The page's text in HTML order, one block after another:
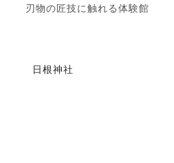
刃物の匠技に触れる体験館
日根神社